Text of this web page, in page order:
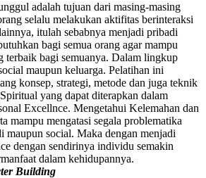
adalah tujuan dari masing-masing
selalu melakukan aktifitas berinteraksi
itulah sebabnya menjadi pribadi
bagi semua orang agar mampu
terbaik bagi semuanya. Dalam lingkup
maupun keluarga. Pelatihan ini
konsep, strategi, metode dan juga teknik
yang dapat diterapkan dalam
Excellnce. Mengetahui Kelemahan dan
mampu mengatasi segala problematika
maupun social. Maka dengan menjadi
dengan sendirinya individu semakin
dalam kehidupannya.
Building